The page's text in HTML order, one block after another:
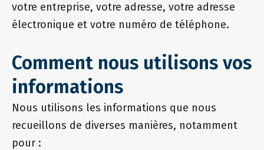
votre entreprise, votre adresse, votre adresse
électronique et votre numéro de téléphone.
Comment nous utilisons vos
informations
Nous utilisons les informations que nous
recueillons de diverses manières, notamment
pour :